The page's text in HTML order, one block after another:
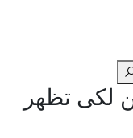
لكى تظهر